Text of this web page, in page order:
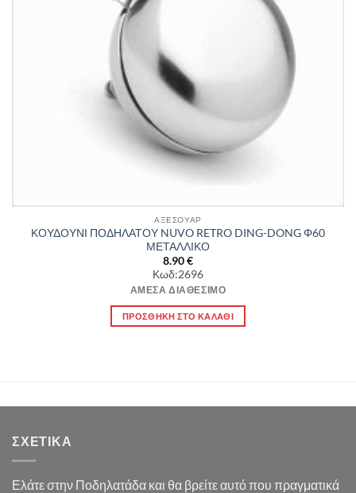
ΑΞΕΣΟΥΑΡ
ΚΟΥΔΟΥΝΙ ΠΟΔΗΛΑΤΟΥ NUVO RETRO DING-DONG Φ60
ΜΕΤΑΛΛΙΚΟ
8.90€
Κωδ:2696
ΆΜΕΣΑ ΔΙΑΘΈΣΙΜΟ
ΠΡΟΣΘΉΚΗ ΣΤΟ ΚΑΛΆΘΙ
ΣΧΕΤΙΚΆ
Ελάτε στην Ποδηλατάδα και θα βρείτε αυτό που πραγματικά